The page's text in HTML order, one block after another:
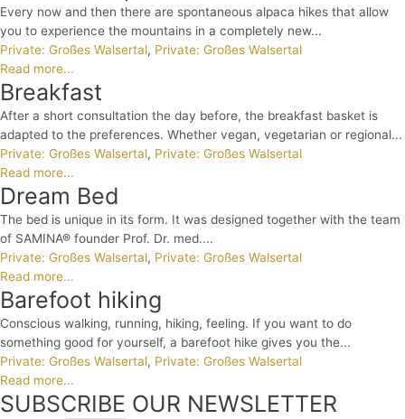
Every now and then there are spontaneous alpaca hikes that allow
you to experience the mountains in a completely new...
Private: Großes Walsertal, Private: Großes Walsertal
Read more...
Breakfast
After a short consultation the day before, the breakfast basket is
adapted to the preferences. Whether vegan, vegetarian or regional...
Private: Großes Walsertal, Private: Großes Walsertal
Read more...
Dream Bed
The bed is unique in its form. It was designed together with the team
of SAMINA® founder Prof. Dr. med....
Private: Großes Walsertal, Private: Großes Walsertal
Read more...
Barefoot hiking
Conscious walking, running, hiking, feeling. If you want to do
something good for yourself, a barefoot hike gives you the...
Private: Großes Walsertal, Private: Großes Walsertal
Read more...
SUBSCRIBE OUR NEWSLETTER